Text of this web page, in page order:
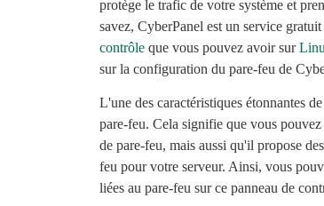
protège le trafic de votre système et
savez, CyberPanel est un service
contrôle que vous pouvez avoir sur
sur la configuration du pare-feu de
L'une des caractéristiques étonnantes
pare-feu. Cela signifie que vous
de pare-feu, mais aussi qu'il propose
feu pour votre serveur. Ainsi, vous
liées au pare-feu sur ce panneau de